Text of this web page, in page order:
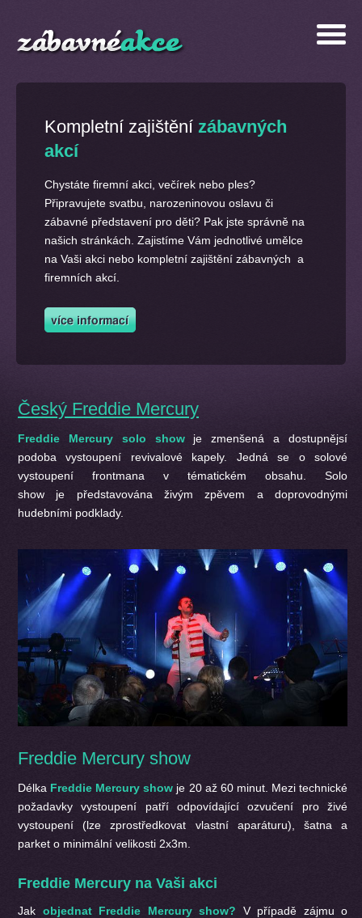
Kompletní zajištění zábavných
akcí
Chystáte firemní akci, večírek nebo ples?
Připravujete svatbu, narozeninovou oslavu či
zábavné představení pro děti? Pak jste správně na
našich stránkách. Zajistíme Vám jednotlivé umělce
na Vaši akci nebo kompletní zajištění zábavných a
firemních akcí.
Český Freddie Mercury
Freddie Mercury solo show je zmenšená a dostupnějsí
podoba vystoupení revivalové kapely. Jedná se o solové
vystoupení frontmana v tématickém obsahu. Solo
show je představována živým zpěvem a doprovodnými
hudebními podklady.
Freddie Mercury show
Délka Freddie Mercury show je 20 až 60 minut. Mezi technické
požadavky vystoupení patří odpovídající ozvučení pro živé
vystoupení (lze zprostředkovat vlastní aparáturu), šatna a
parket o minimální velikosti 2x3m.
Freddie Mercury na Vaši akci
Jak objednat Freddie Mercury show? V případě zájmu o